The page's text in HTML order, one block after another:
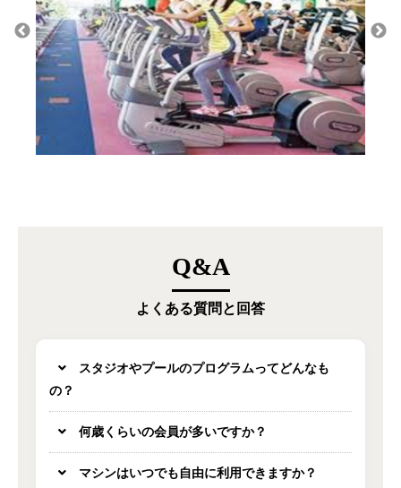
Q&A
よくある質問と回答
スタジオやプールのプログラムってどんなも
の？
何歳くらいの会員が多いですか？
マシンはいつでも自由に利用できますか？